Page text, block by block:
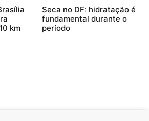
km
Seca no DF: hidratação é
fundamental durante o
período